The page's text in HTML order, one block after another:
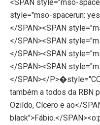
<SPAN style="mso-
style="mso-spacerun:
</SPAN><SPAN
</SPAN><SPAN
</SPAN><SPAN
</SPAN><SPAN
</SPAN></
também a todos da RBN
Ozildo, Cícero e ao</
black">Fábio.</